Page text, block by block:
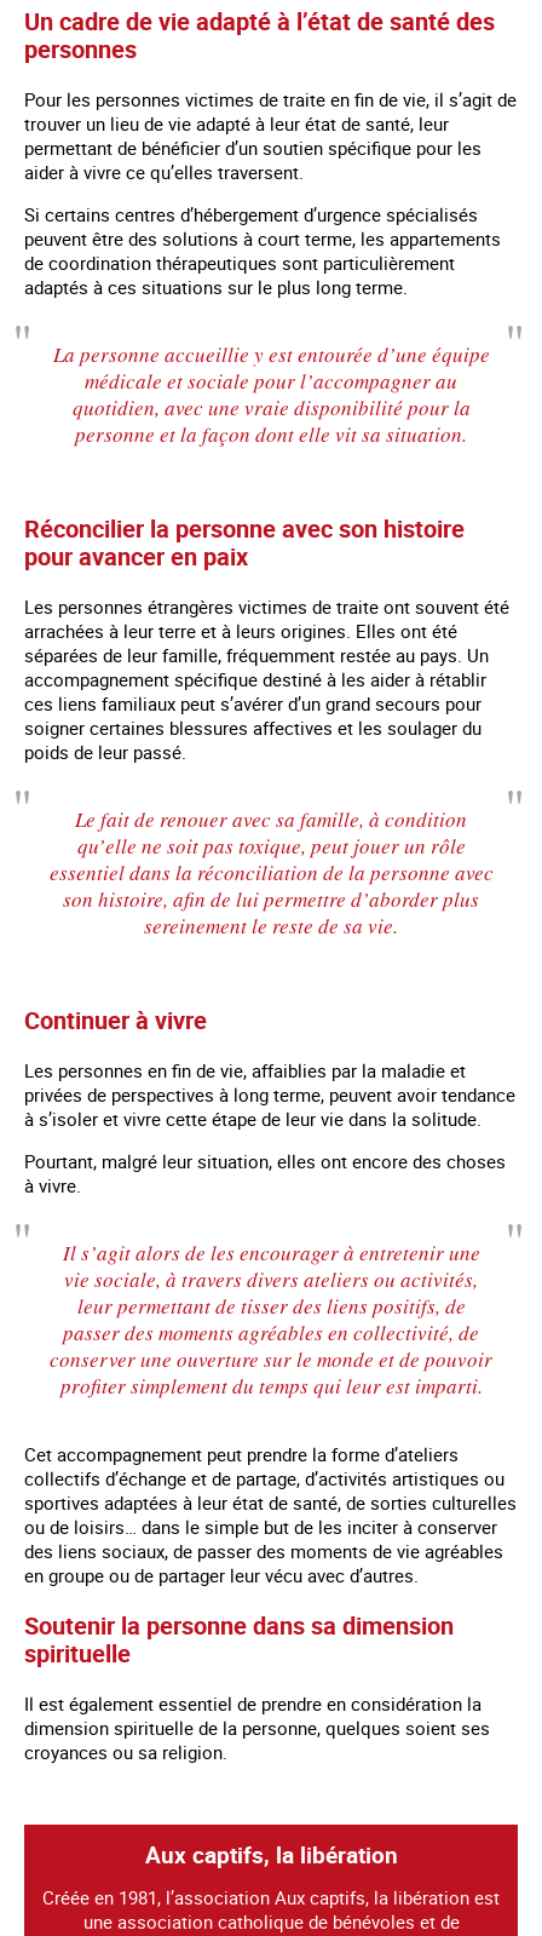
Un cadre de vie adapté à l’état de santé des
personnes
Pour les personnes victimes de traite en fin de vie, il s’agit de
trouver un lieu de vie adapté à leur état de santé, leur
permettant de bénéficier d’un soutien spécifique pour les
aider à vivre ce qu’elles traversent.
Si certains centres d’hébergement d’urgence spécialisés
peuvent être des solutions à court terme, les appartements
de coordination thérapeutiques sont particulièrement
adaptés à ces situations sur le plus long terme.
La personne accueillie y est entourée d’une équipe
médicale et sociale pour l’accompagner au
quotidien, avec une vraie disponibilité pour la
personne et la façon dont elle vit sa situation.
Réconcilier la personne avec son histoire
pour avancer en paix
Les personnes étrangères victimes de traite ont souvent été
arrachées à leur terre et à leurs origines. Elles ont été
séparées de leur famille, fréquemment restée au pays. Un
accompagnement spécifique destiné à les aider à rétablir
ces liens familiaux peut s’avérer d’un grand secours pour
soigner certaines blessures affectives et les soulager du
poids de leur passé.
Le fait de renouer avec sa famille, à condition
qu’elle ne soit pas toxique, peut jouer un rôle
essentiel dans la réconciliation de la personne avec
son histoire, afin de lui permettre d’aborder plus
sereinement le reste de sa vie.
Continuer à vivre
Les personnes en fin de vie, affaiblies par la maladie et
privées de perspectives à long terme, peuvent avoir tendance
à s’isoler et vivre cette étape de leur vie dans la solitude.
Pourtant, malgré leur situation, elles ont encore des choses
à vivre.
Il s’agit alors de les encourager à entretenir une
vie sociale, à travers divers ateliers ou activités,
leur permettant de tisser des liens positifs, de
passer des moments agréables en collectivité, de
conserver une ouverture sur le monde et de pouvoir
profiter simplement du temps qui leur est imparti.
Cet accompagnement peut prendre la forme d’ateliers
collectifs d’échange et de partage, d’activités artistiques ou
sportives adaptées à leur état de santé, de sorties culturelles
ou de loisirs… dans le simple but de les inciter à conserver
des liens sociaux, de passer des moments de vie agréables
en groupe ou de partager leur vécu avec d’autres.
Soutenir la personne dans sa dimension
spirituelle
Il est également essentiel de prendre en considération la
dimension spirituelle de la personne, quelques soient ses
croyances ou sa religion.
Aux captifs, la libération
Créée en 1981, l’association Aux captifs, la libération est
une association catholique de bénévoles et de